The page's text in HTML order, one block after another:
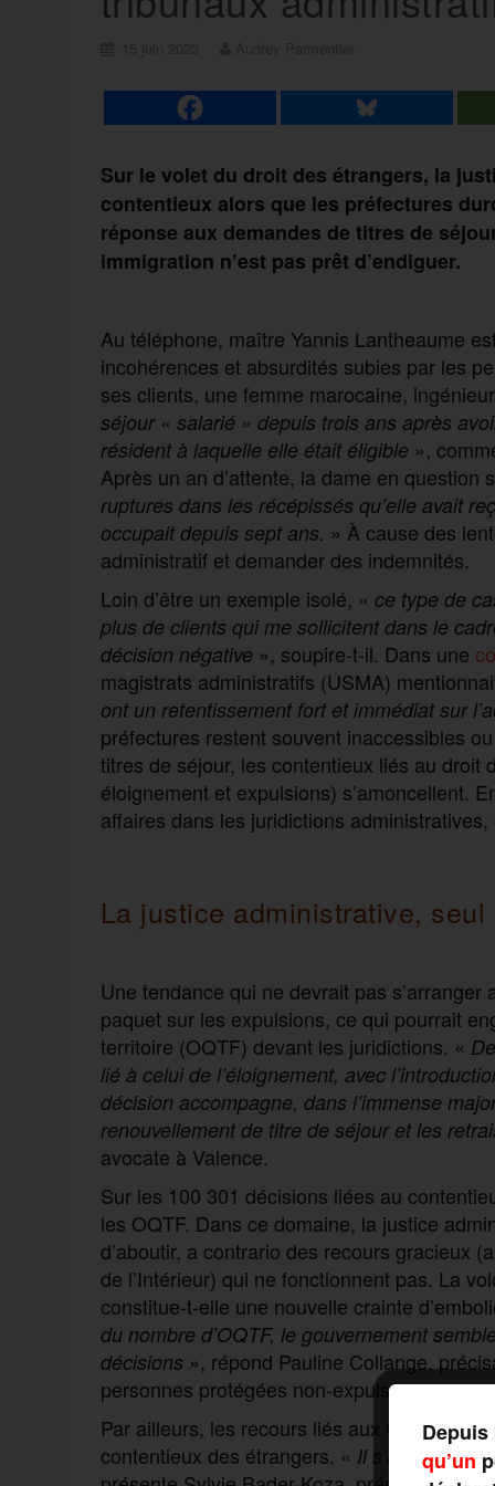
Sur le volet du droit des étrangers, la
contentieux alors que les préfectures
réponse aux demandes de titres de
immigration n’est pas prêt d’endiguer.
Au téléphone, maître Yannis Lantheaume
incohérences et absurdités subies par les
ses clients, une femme marocaine,
séjour « salarié » depuis trois ans après
résident à laquelle elle était éligible»,
Après un an d’attente, la dame en
ruptures dans les récépissés qu’elle avait
occupait depuis sept ans. » À cause des
administratif et demander des indemnités.
Loin d’être un exemple isolé, « ce type de
plus de clients qui me sollicitent dans le
décision négative», soupire-t-il. Dans une
magistrats administratifs (USMA)
ont un retentissement fort et immédiat sur
préfectures restent souvent inaccessibles
titres de séjour, les contentieux liés au droit
éloignement et expulsions) s’amoncellent.
affaires dans les juridictions
La justice administrative,
Une tendance qui ne devrait pas
paquet sur les expulsions, ce qui pourrait
territoire (OQTF) devant les juridictions. «
lié à celui de l’éloignement, avec
décision accompagne, dans l’immense
renouvellement de titre de séjour et les
avocate à Valence.
Sur les 100 301 décisions liées au
les OQTF. Dans ce domaine, la justice
d’aboutir, a contrario des recours gracieux
de l’Intérieur) qui ne fonctionnent pas. La
constitue-t-elle une nouvelle crainte
du nombre d’OQTF, le gouvernement
décisions », répond Pauline Collange,
personnes protégées non-expulsables.
Par ailleurs, les recours liés aux OQTF
contentieux des étrangers. « Il s’agit d’un
Depuis
qu’un